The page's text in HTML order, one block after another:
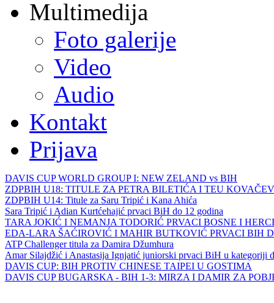
Multimedija
Foto galerije
Video
Audio
Kontakt
Prijava
DAVIS CUP WORLD GROUP I: NEW ZELAND vs BIH
ZDPBIH U18: TITULE ZA PETRA BILETIĆA I TEU
ZDPBIH U14: Titule za Saru Tripić i Kana Ahića
Sara Tripić i Adian Kurtćehajić prvaci BiH do 12 godina
TARA JOKIĆ I NEMANJA TODORIĆ PRVACI BOSNE I
EDA-LARA ŠAĆIROVIĆ I MAHIR BUTKOVIĆ PRVACI BIH
ATP Challenger titula za Damira Džumhura
Amar Silajdžić i Anastasija Ignjatić juniorski prvaci BiH u kategoriji
DAVIS CUP: BIH PROTIV CHINESE TAIPEI U GOSTIMA
DAVIS CUP BUGARSKA - BIH 1-3: MIRZA I DAMIR ZA